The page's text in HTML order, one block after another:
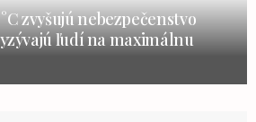
zvyšujú nebezpečenstvo
ľudí na maximálnu